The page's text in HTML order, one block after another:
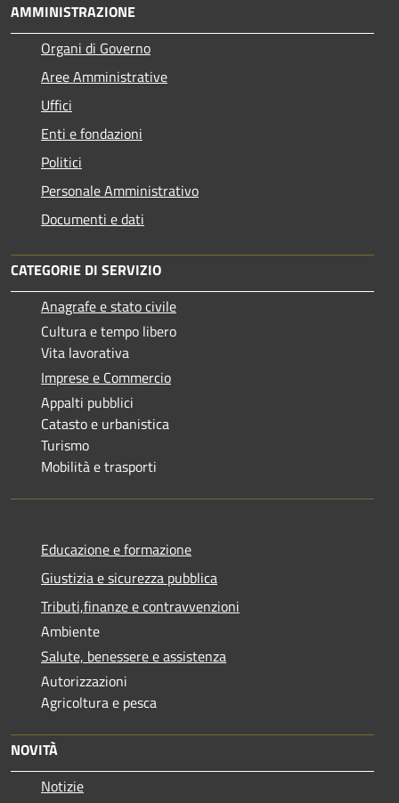
AMMINISTRAZIONE
Organi di Governo
Aree Amministrative
Uffici
Enti e fondazioni
Politici
Personale Amministrativo
Documenti e dati
CATEGORIE DI SERVIZIO
Anagrafe e stato civile
Cultura e tempo libero
Vita lavorativa
Imprese e Commercio
Appalti pubblici
Catasto e urbanistica
Turismo
Mobilità e trasporti
Educazione e formazione
Giustizia e sicurezza pubblica
Tributi,finanze e contravvenzioni
Ambiente
Salute, benessere e assistenza
Autorizzazioni
Agricoltura e pesca
NOVITÀ
Notizie